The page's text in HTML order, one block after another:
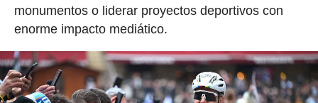
monumentos o liderar proyectos deportivos con
enorme impacto mediático.